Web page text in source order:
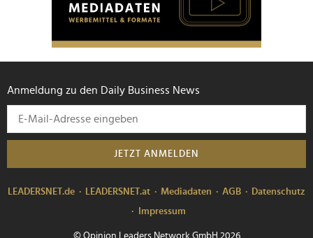
Anmeldung zu den Daily Business News
JETZT ANMELDEN
LEADERSNET.de LEADERSNET.at Mediadaten AGB
Datenschutz
Impressum